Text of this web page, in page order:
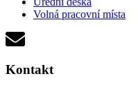
Volná pracovní místa
Kontakt